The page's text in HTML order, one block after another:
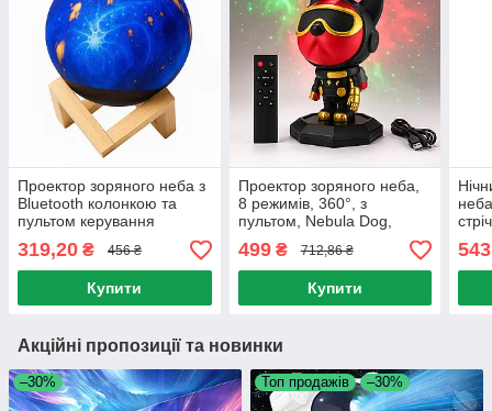
Проектор зоряного неба з
Bluetooth колонкою та
пультом керування
Projectball BR-036 / Нічник
зоряне небо / Дитячий
нічник
319,20 ₴ 456 ₴
Купити
Проектор зоряного неба,
8 режимів, 360°, з
пультом, Nebula Dog,
Чорний / Астропроектор /
Нічник для дитячої кімнати
499₴ 712,86 ₴
Купити
Акційні пропозиції та новинки
–30% Топ продажів –30%